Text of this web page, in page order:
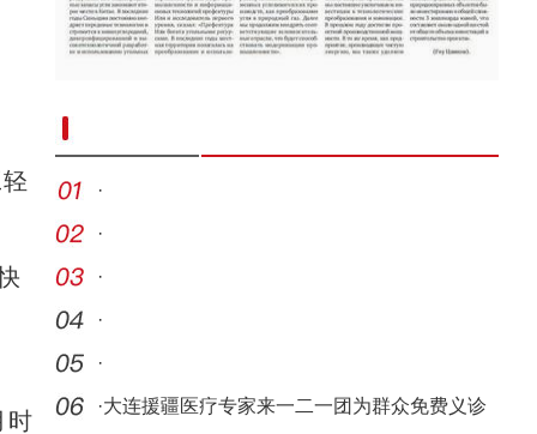
时
·
·
·
·
·
·大连援疆医疗专家来一二一团为群众免费义诊